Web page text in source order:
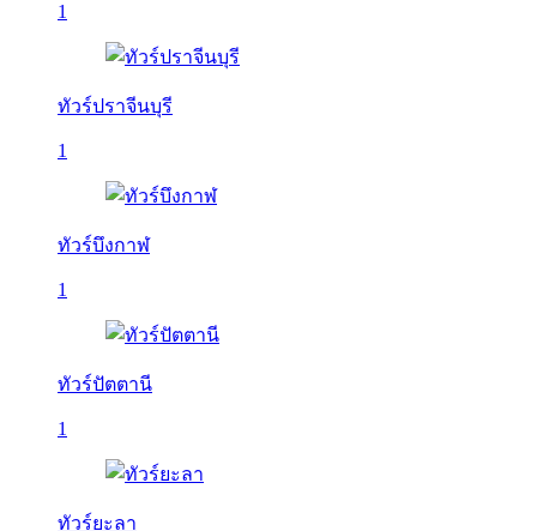
1
ทัวร์ปราจีนบุรี
1
ทัวร์บึงกาฬ
1
ทัวร์ปัตตานี
1
ทัวร์ยะลา